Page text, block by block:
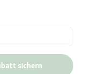
sichern